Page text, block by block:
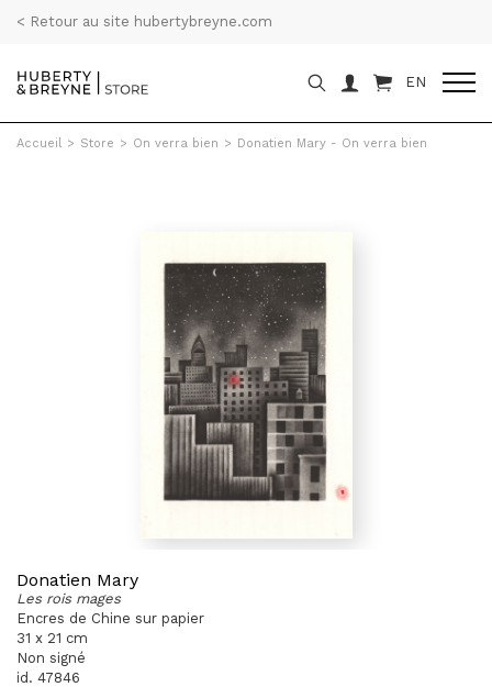
< Retour au site hubertybreyne.com
EN
Accueil > Store > On verra bien > Donatien Mary - On verra bien
Donatien Mary
Les rois mages
Encres de Chine sur papier
31 x 21 cm
Non signé
id. 47846